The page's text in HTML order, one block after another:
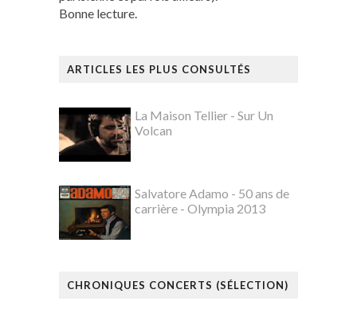
Bonne lecture.
ARTICLES LES PLUS CONSULTÉS
La Maison Tellier - Sur Un
Volcan
Salvatore Adamo - 50 ans de
carrière - Olympia 2013
CHRONIQUES CONCERTS (SÉLECTION)